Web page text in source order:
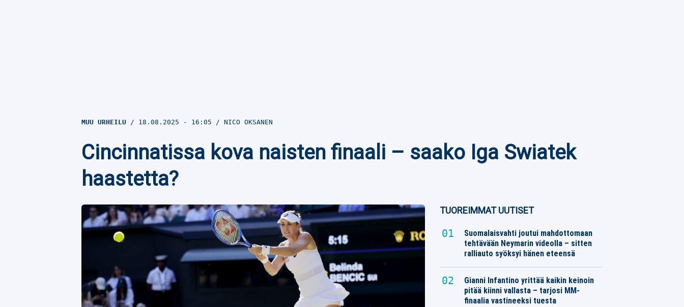
MUU URHEILU 18.08.2025 - 16:05 NICO OKSANEN
Cincinnatissa kova naisten finaali – saako Iga Swiatek
haastetta?
TUOREIMMAT UUTISET
Suomalaisvahti joutui mahdottomaan
tehtävään Neymarin videolla – sitten
ralliauto syöksyi hänen eteensä
Gianni Infantino yrittää kaikin keinoin
pitää kiinni vallasta – tarjosi MM-
finaalia vastineeksi tuesta